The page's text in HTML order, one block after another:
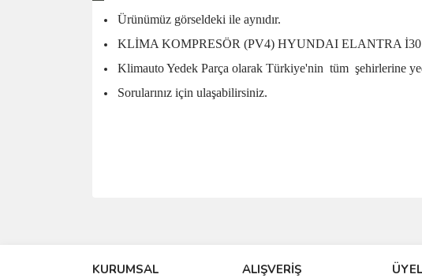
Ürünümüz görseldeki ile aynıdır.
KLİMA KOMPRESÖR (PV4) HYUNDAI ELANTRA
Klimauto Yedek Parça olarak Türkiye'nin tüm şehirlerine
Sorularınız için ulaşabilirsiniz.
KURUMSAL ALIŞVERİŞ